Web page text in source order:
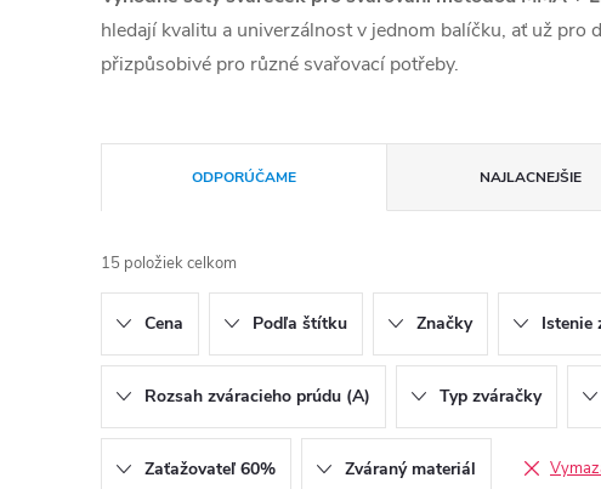
hledají kvalitu a univerzálnost v jednom balíčku, ať už
přizpůsobivé pro různé svařovací potřeby.
Radenie produktov
ODPORÚČAME NAJLACNEJŠIE
15 položiek celkom
Cena Podľa štítku Značky Istenie
Rozsah zváracieho prúdu (A) Typ zváračky
Zaťažovateľ 60% Zváraný materiál